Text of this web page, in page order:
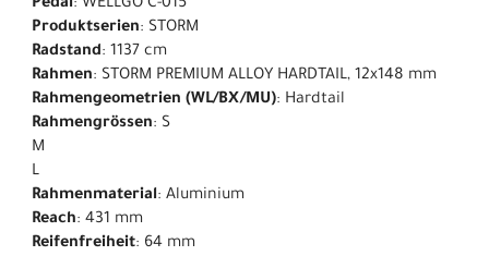
Pedal: WELLGO C-015
Produktserien: STORM
Radstand: 1137 cm
Rahmen: STORM PREMIUM ALLOY HARDTAIL, 12x148 mm
Rahmengeometrien (WL/BX/MU): Hardtail
Rahmengrössen: S
M
L
Rahmenmaterial: Aluminium
Reach: 431 mm
Reifenfreiheit: 64 mm